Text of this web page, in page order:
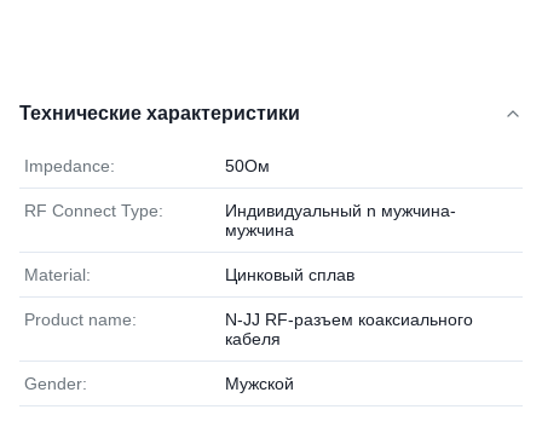
Технические характеристики
Impedance: 50Ом
RF Connect Type:
Индивидуальный n мужчина-
мужчина
Material: Цинковый сплав
Product name:
N-JJ RF-разъем коаксиального
кабеля
Gender: Мужской